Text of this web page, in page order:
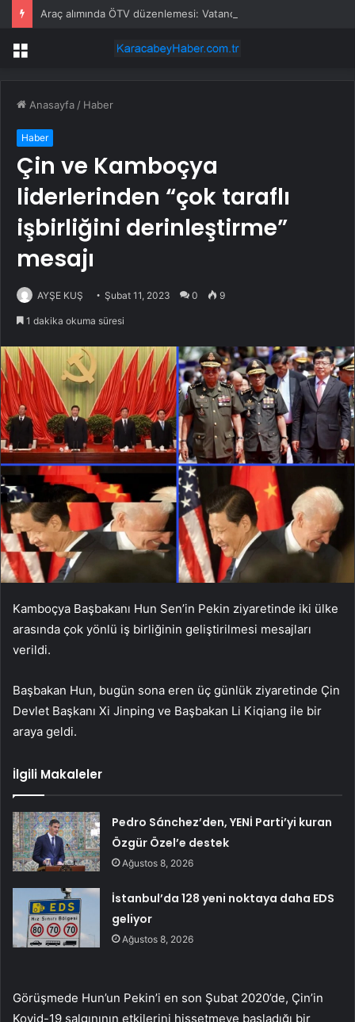
Menü
Anasayfa / Haber
Haber
Çin ve Kamboçya
liderlerinden “çok taraflı
işbirliğini derinleştirme”
mesajı
AYŞE KUŞ Şubat 11, 2023 0 9
1 dakika okuma süresi
Kamboçya Başbakanı Hun Sen’in Pekin ziyaretinde iki ülke
arasında çok yönlü iş birliğinin geliştirilmesi mesajları
verildi.
Başbakan Hun, bugün sona eren üç günlük ziyaretinde Çin
Devlet Başkanı Xi Jinping ve Başbakan Li Kiqiang ile bir
araya geldi.
İlgili Makaleler
Pedro Sánchez’den, YENİ Parti’yi kuran
Özgür Özel’e destek
Ağustos 8, 2026
İstanbul’da 128 yeni noktaya daha EDS
geliyor
Ağustos 8, 2026
Görüşmede Hun’un Pekin’i en son Şubat 2020’de, Çin’in
Kovid-19 salgınının etkilerini hissetmeye başladığı bir